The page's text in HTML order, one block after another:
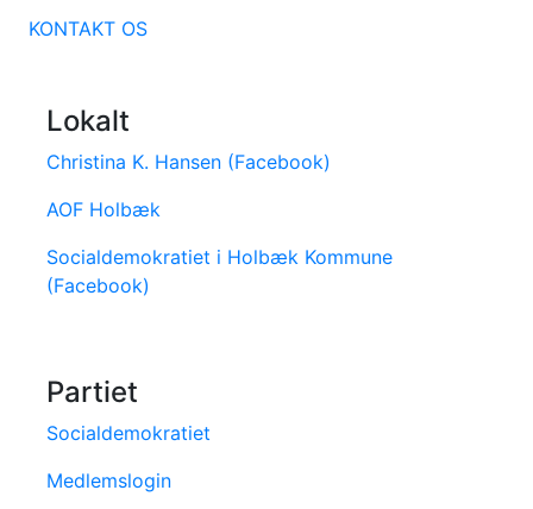
KONTAKT OS
Lokalt
Christina K. Hansen (Facebook)
AOF Holbæk
Socialdemokratiet i Holbæk Kommune
(Facebook)
Partiet
Socialdemokratiet
Medlemslogin